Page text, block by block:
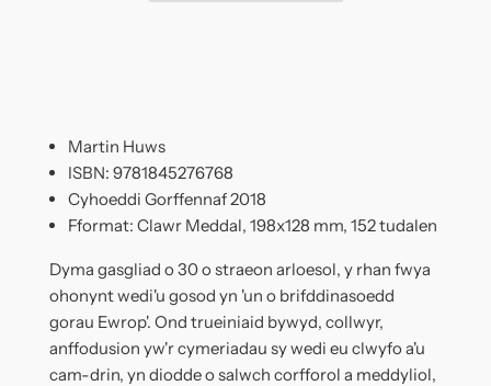
Martin Huws
ISBN: 9781845276768
Cyhoeddi Gorffennaf 2018
Fformat: Clawr Meddal, 198x128 mm, 152 tudalen
Dyma gasgliad o 30 o straeon arloesol, y rhan fwya
ohonynt wedi'u gosod yn 'un o brifddinasoedd
gorau Ewrop'. Ond trueiniaid bywyd, collwyr,
anffodusion yw'r cymeriadau sy wedi eu clwyfo a'u
cam-drin, yn diodde o salwch corfforol a meddyliol,